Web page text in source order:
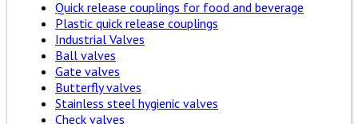
Quick release couplings for food and beverage
Plastic quick release couplings
Industrial Valves
Ball valves
Gate valves
Butterfly valves
Stainless steel hygienic valves
Check valves